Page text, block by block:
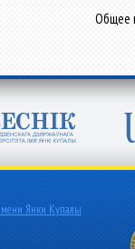
Общее
Янки Купалы